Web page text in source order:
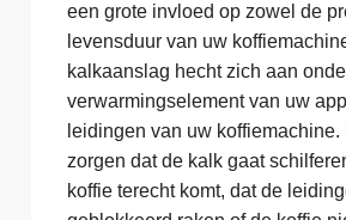
een grote invloed op zowel de
levensduur van uw
kalkaanslag hecht zich aan
verwarmingselement van uw
leidingen van uw koffiemachine.
zorgen dat de kalk gaat
koffie terecht komt, dat de